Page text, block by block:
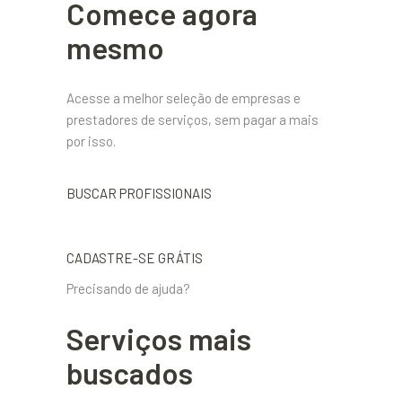
Comece agora
mesmo
Acesse a melhor seleção de empresas e
prestadores de serviços, sem pagar a mais
por isso.
BUSCAR PROFISSIONAIS
CADASTRE-SE GRÁTIS
Precisando de ajuda?
Serviços mais
buscados